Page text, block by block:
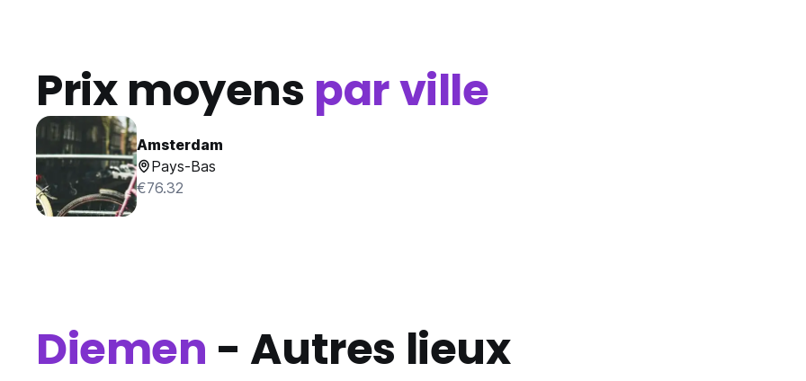
Prix moyens par ville
Amsterdam
Pays-Bas
€76.32
Diemen - Autres lieux